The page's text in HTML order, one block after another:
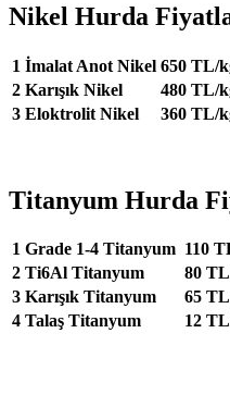
Nikel Hurda
1 İmalat Anot Nikel 650 TL/
2 Karışık Nikel
480 TL/
3 Eloktrolit Nikel 360 TL/
Titanyum Hurda
1 Grade 1-4 Titanyum 110
2 Ti6Al Titanyum
80
3 Karışık Titanyum
65
4 Talaş Titanyum 12